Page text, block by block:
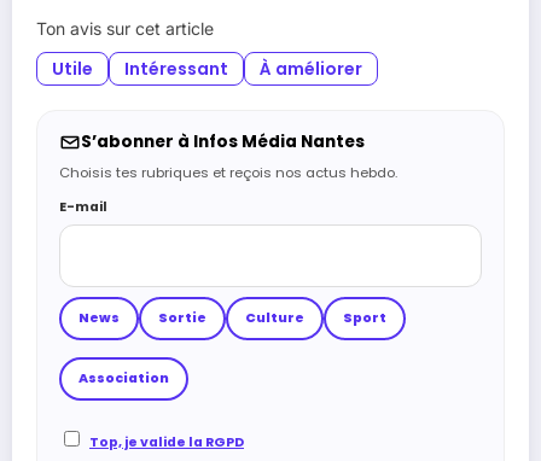
Ton avis sur cet article
Utile Intéressant À améliorer
S’abonner à Infos Média Nantes
Choisis tes rubriques et reçois nos actus hebdo.
E-mail
News Sortie Culture Sport
Association
Top, je valide la RGPD